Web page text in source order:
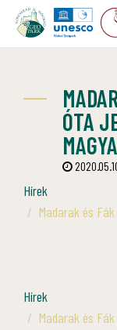
ÓTA
Hírek
Madarak és
Hírek
Madarak és